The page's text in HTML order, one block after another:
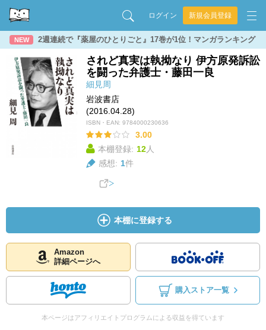
ログイン 新規会員登録
NEW 2週連続で『薬屋のひとりごと』17巻が1位！マンガランキング
されど真実は執拗なり 伊方原発訴訟
を闘った弁護士・藤田一良
細見周
岩波書店
(2016.04.28)
ISBN・EAN: 9784000230636
3.00
本棚登録: 12人
感想: 1件
本棚に登録する
Amazon
詳細ページへ
購入ストア一覧
本ページはアフィリエイトプログラムによる収益を得ています